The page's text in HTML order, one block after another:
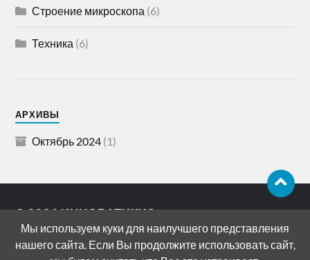
Строение микроскопа (6)
Техника (6)
АРХИВЫ
Октябрь 2024 (1)
© 2026ИННОВАТИКУС
АДРЕС: 119072, РОССИЯ, МОСКВА,
БОЛОТНАЯ НАБЕРЕЖНАЯ, ДОМ 15
Мы используем куки для наилучшего представления
нашего сайта. Если Вы продолжите использовать сайт,